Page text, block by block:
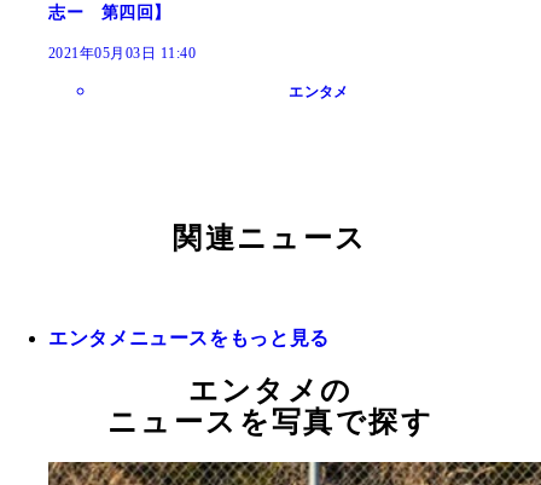
志ー 第四回】
2021年05月03日 11:40
エンタメ
関連ニュース
エンタメニュースをもっと見る
エンタメの
ニュースを写真で探す